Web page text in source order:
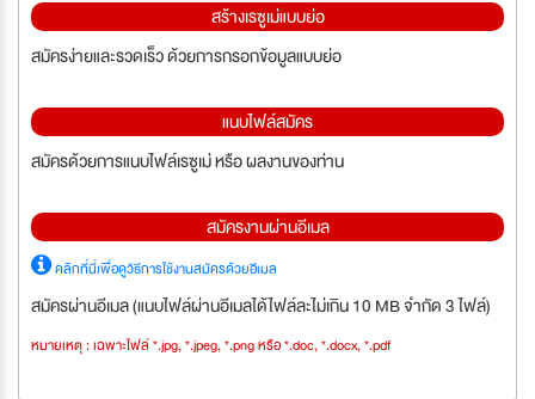
สร้างเรซูเม่แบบย่อ
สมัครง่ายและรวดเร็ว ด้วยการกรอกข้อมูลแบบย่อ
แนบไฟล์สมัคร
สมัครด้วยการแนบไฟล์เรซูเม่ หรือ ผลงานของท่าน
สมัครงานผ่านอีเมล
คลิกที่นี่เพื่อดูวิธีการใช้งานสมัครด้วยอีเมล
สมัครผ่านอีเมล (แนบไฟล์ผ่านอีเมลได้ไฟล์ละไม่เกิน 10 MB จำกัด 3 ไฟล์)
หมายเหตุ : เฉพาะไฟล์ *.jpg, *.jpeg, *.png หรือ *.doc, *.docx, *.pdf